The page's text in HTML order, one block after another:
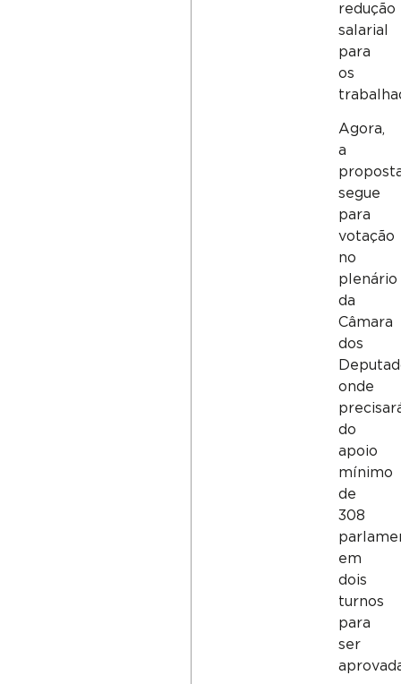
redução
salarial
para
os
Agora,
a
segue
para
votação
no
plenário
da
Câmara
dos
onde
do
apoio
mínimo
de
308
em
dois
turnos
para
ser